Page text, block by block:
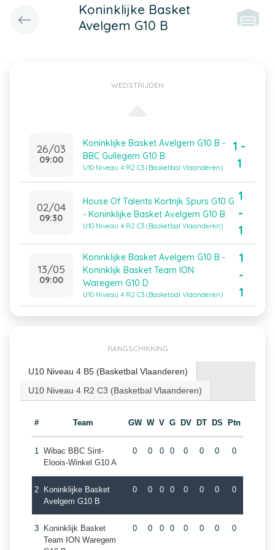
Koninklijke Basket
Avelgem G10 B
WEDSTRIJDEN
26/03
09:00
Koninklijke Basket Avelgem G10 B -
BBC Gullegem G10 B
U10 Niveau 4 R2 C3 (Basketbal Vlaanderen)
1 -
1
02/04
09:30
House Of Talents Kortrijk Spurs G10 G
- Koninklijke Basket Avelgem G10 B
U10 Niveau 4 R2 C3 (Basketbal Vlaanderen)
1
-
1
13/05
09:00
Koninklijke Basket Avelgem G10 B -
Koninklijk Basket Team ION
Waregem G10 D
U10 Niveau 4 R2 C3 (Basketbal Vlaanderen)
1
-
1
RANGSCHIKKING
U10 Niveau 4 B5 (Basketbal Vlaanderen)
U10 Niveau 4 R2 C3 (Basketbal Vlaanderen)
# Team GW W V G DV DT DS Ptn
1 Wibac BBC Sint-
Eloois-Winkel G10 A
0 0 0 0 0 0 0 0
2
Koninklijke Basket
Avelgem G10 B
0 0 0 0 0 0 0 0
3
Koninklijk Basket
Team ION Waregem
0 0 0 0 0 0 0 0